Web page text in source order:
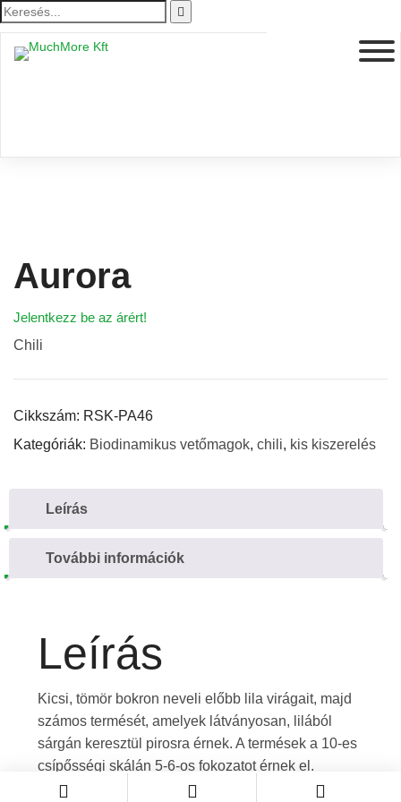
Aurora
Jelentkezz be az árért!
Chili
Cikkszám: RSK-PA46
Kategóriák: Biodinamikus vetőmagok, chili, kis kiszerelés
Leírás
További információk
Leírás
Kicsi, tömör bokron neveli előbb lila virágait, majd
számos termését, amelyek látványosan, lilából
sárgán keresztül pirosra érnek. A termések a 10-es
csípősségi skálán 5-6-os fokozatot érnek el.
Kiválóan alkalmas konténeres és balkon